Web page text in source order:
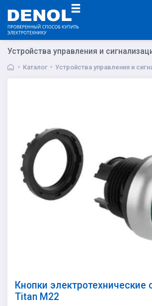
Устройства управления и
Каталог Устройства управления и
Кнопки электротехнические
Titan M22